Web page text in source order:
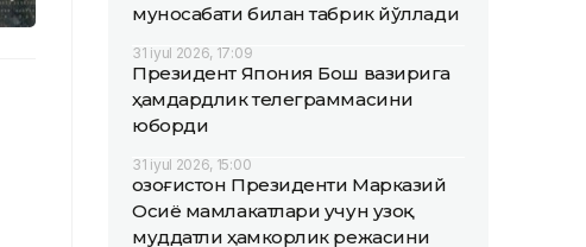
муносабати билан табрик йўллади
31 iyul 2026, 17:09
Президент Япония Бош вазирига
ҳамдардлик телеграммасини
юборди
31 iyul 2026, 15:00
Қозоғистон Президенти Марказий
Осиё мамлакатлари учун узоқ
муддатли ҳамкорлик режасини